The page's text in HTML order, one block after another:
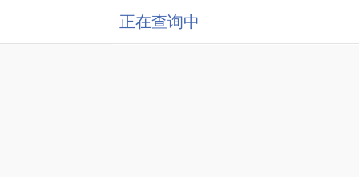
正在查询中